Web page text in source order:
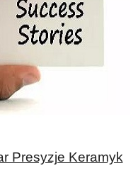
Presyzje Keramyk